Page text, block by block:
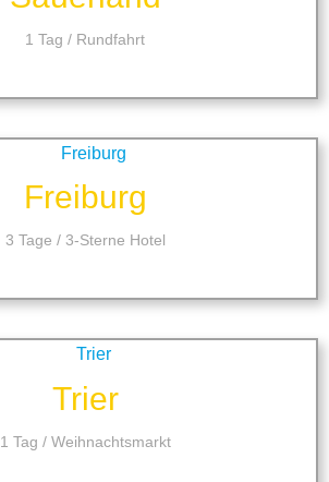
1 Tag / Rundfahrt
Freiburg
3 Tage / 3-Sterne Hotel
Trier
1 Tag / Weihnachtsmarkt